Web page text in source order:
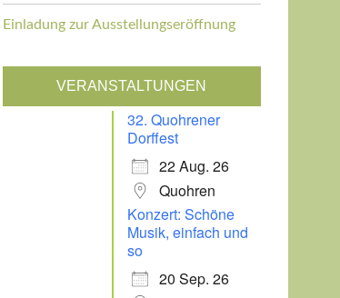
Einladung zur Ausstellungseröffnung
VERANSTALTUNGEN
32. Quohrener
Dorffest
22 Aug. 26
Quohren
Konzert: Schöne
Musik, einfach und
so
20 Sep. 26